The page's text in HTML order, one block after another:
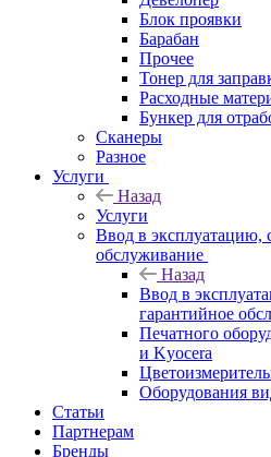
Блок проявки
Барабан
Прочее
Тонер для
Расходные
Бункер для
Сканеры
Разное
Услуги
Назад
Услуги
Ввод в эксплуатацию,
обслуживание
Назад
Ввод в
гарантийное
Печатного
и Kyocera
Оборудования
Статьи
Партнерам
Бренды